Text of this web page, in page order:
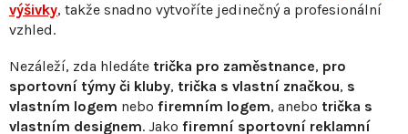
výšivky, takže snadno vytvoříte jedinečný a profesionální
vzhled.
Nezáleží, zda hledáte trička pro zaměstnance, pro
sportovní týmy či kluby, trička s vlastní značkou, s
vlastním logem nebo firemním logem, anebo trička s
vlastním designem. Jako firemní sportovní reklamní